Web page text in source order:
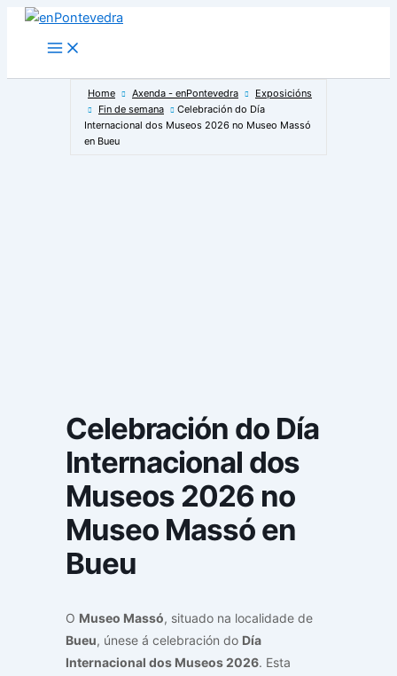
Main
Menu
Home Axenda - enPontevedra
Exposicións
Fin de semana
Celebración do Día
Internacional dos Museos 2026 no Museo Massó
en Bueu
Celebración do Día
Internacional dos
Museos 2026 no
Museo Massó en
Bueu
O Museo Massó, situado na localidade de
Bueu, únese á celebración do Día
Internacional dos Museos 2026. Esta